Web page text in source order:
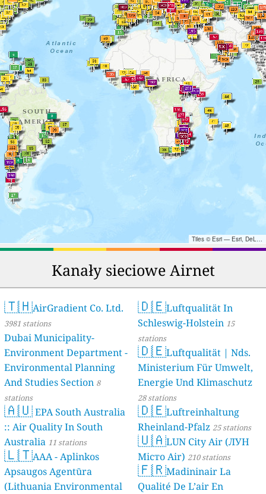
Tiles © Esri — Esri, DeLorme, NAVTEQ, TomTom, Intermap, iPC, USGS, FAO, NPS, NRCAN, GeoBase, Kadaster NL, Ordnance Survey, Esri Japan, METI, Esri China (Hong Kong), and the GIS User Community
Kanały sieciowe Airnet
🇹🇭AirGradient Co. Ltd.
3981 stations
Dubai Municipality-
Environment Department -
Environmental Planning
And Studies Section 8
stations
🇦🇺EPA South Australia
:: Air Quality In South
Australia 11 stations
🇱🇹AAA - Aplinkos
Apsaugos Agentūra
(Lithuania Environmental
🇩🇪Luftqualität In
Schleswig-Holstein 15
stations
🇩🇪Luftqualität | Nds.
Ministerium Für Umwelt,
Energie Und Klimaschutz
28 stations
🇩🇪Luftreinhaltung
Rheinland-Pfalz 25 stations
🇺🇦LUN City Air (ЛУН
Місто Air) 210 stations
🇫🇷Madininair La
Qualité De L’air En